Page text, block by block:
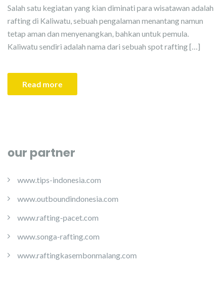
Salah satu kegiatan yang kian diminati para wisatawan adalah
rafting di Kaliwatu, sebuah pengalaman menantang namun
tetap aman dan menyenangkan, bahkan untuk pemula.
Kaliwatu sendiri adalah nama dari sebuah spot rafting […]
Read more
our partner
www.tips-indonesia.com
www.outboundindonesia.com
www.rafting-pacet.com
www.songa-rafting.com
www.raftingkasembonmalang.com